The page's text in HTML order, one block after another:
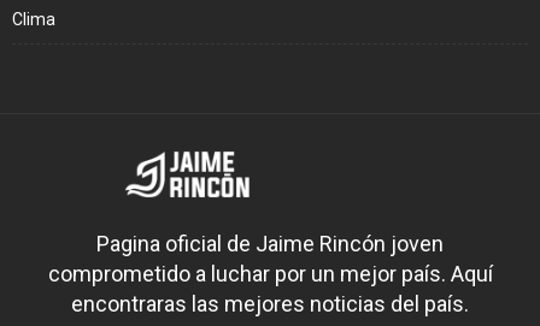
Clima
Pagina oficial de Jaime Rincón joven
comprometido a luchar por un mejor país. Aquí
encontraras las mejores noticias del país.